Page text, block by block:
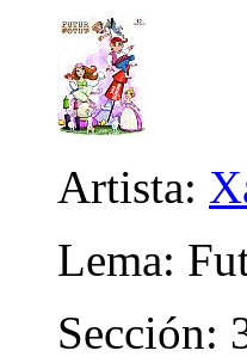
Artista:
Lema:
Sección: